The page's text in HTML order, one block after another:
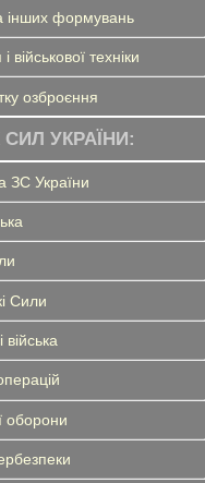
інших формувань
військової техніки
озброєння
УКРАЇНИ:
ЗС України
Сили
оборони